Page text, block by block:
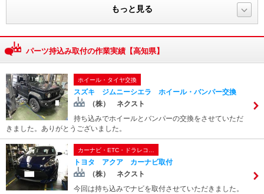
もっと見る
パーツ持込み取付の作業実績【高知県】
ホイール・タイヤ交換
スズキ ジムニーシエラ ホイール・バンパー交換
（株） ネクスト
持ち込みでホイールとバンパーの交換をさせていただ
きました。ありがとうございました。
カーナビ・ETC・ドラレコ…
トヨタ アクア カーナビ取付
（株） ネクスト
今回は持ち込みでナビを取付させていただきました。